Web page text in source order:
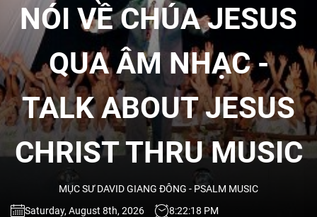
QUA
ÂM
NHẠC
NÓI VỀ CHÚA JESUS
QUA ÂM NHẠC -
TALK ABOUT JESUS
CHRIST THRU MUSIC
MỤC SƯ DAVID GIANG ĐÔNG - PSALM MUSIC
Saturday, August 8th, 2026
8:22:19 PM